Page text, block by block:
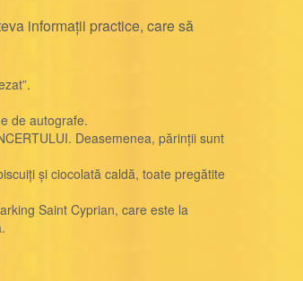
informații practice, care să
de autografe.
Deasemenea, părinții sunt
și ciocolată caldă, toate pregătite
Saint Cyprian, care este la